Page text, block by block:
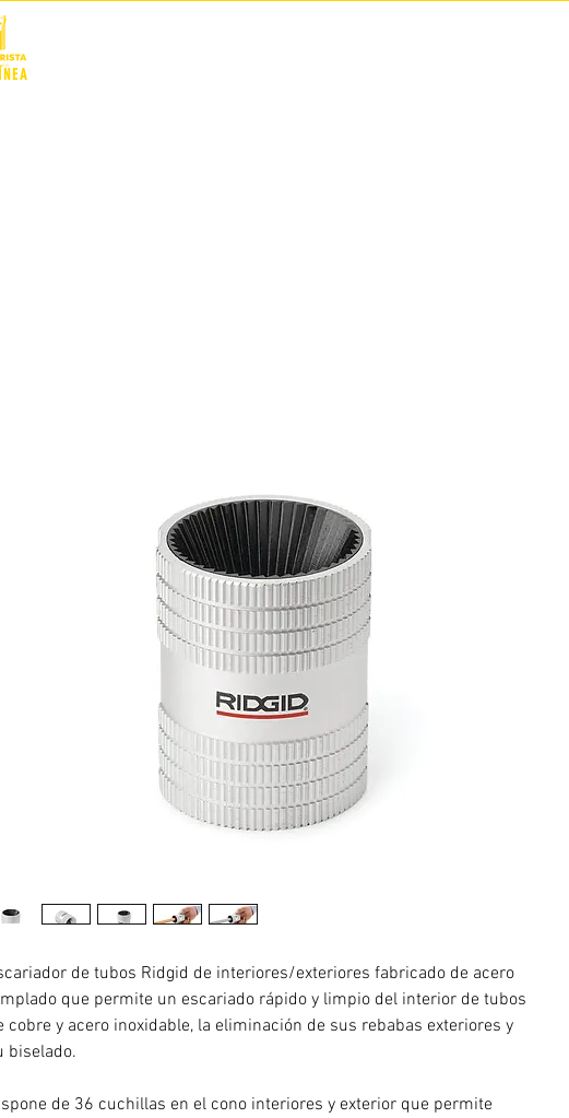
de tubos Ridgid de interiores/exteriores fabricado de acero
que permite un escariado rápido y limpio del interior de tubos
cobre y acero inoxidable, la eliminación de sus rebabas exteriores y
biselado.
de 36 cuchillas en el cono interiores y exterior que permite